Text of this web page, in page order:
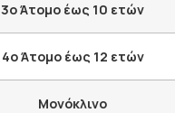
3o Άτομο έως 10 ετών
4o Άτομο έως 12 ετών
Μονόκλινο